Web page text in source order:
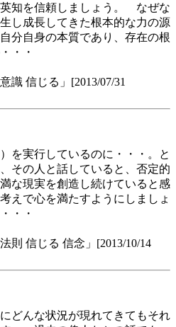
知を信頼しましょう。 なぜな
し成長してきた根本的な力の源
分自身の本質であり、存在の根
・・
識 信じる」[2013/07/31
を実行しているのに・・・。と
その人と話していると、否定的
な現実を創造し続けていると感
えで心を満たすようにしましょ
・・
則 信じる 信念」[2013/10/14
どんな状況が現れてきてもそれ